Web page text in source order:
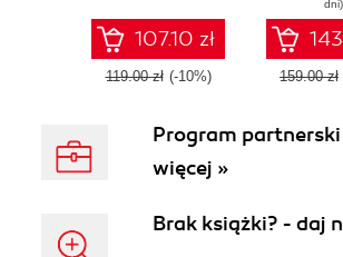
Diffusion - Second
Edition
107.10 zł
119.00 zł (-10%)
dni)
159.00 zł
Program
więcej »
Brak książki? - daj